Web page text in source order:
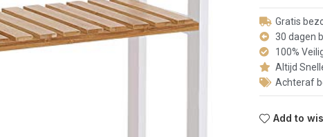
Gratis
30 dagen
100%
Altijd
Achteraf
Add to